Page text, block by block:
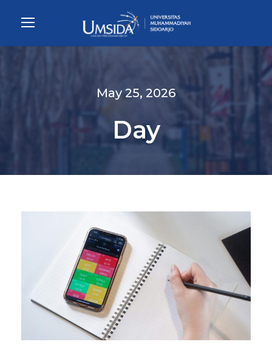
May 25, 2026
Day